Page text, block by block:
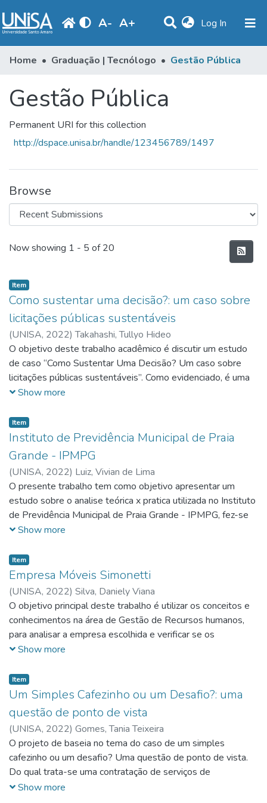
A- A+ Log In (current)
Communities & Collections
Browse
Produção Docente
Home Graduação | Tecnólogo Gestão Pública
Gestão Pública
Permanent URI for this collection
http://dspace.unisa.br/handle/123456789/1497
Browse
Recent Submissions
Now showing 1 - 5 of 20
Item
Como sustentar uma decisão?: um caso sobre
licitações públicas sustentáveis
(UNISA, 2022)Takahashi, Tullyo Hideo
O objetivo deste trabalho acadêmico é discutir um estudo
de caso “Como Sustentar Uma Decisão? Um caso sobre
licitações públicas sustentáveis”. Como evidenciado, é uma
tarefa difícil aplicar critérios de sustentabilidade com uma
em uma modalidade de licitação com abordagem diferente e
com critérios, leis e instruções que tratam de parâmetros
sustentáveis, como importante ferramenta para a
implementação de políticas públicas voltadas à preservação.
Show more
Item
Instituto de Previdência Municipal de Praia
Grande - IPMPG
(UNISA, 2022) Luiz, Vivian de Lima
O presente trabalho tem como objetivo apresentar um
estudo sobre o analise teórica x pratica utilizada no Instituto
de Previdência Municipal de Praia Grande - IPMPG, fez-se
levantamento de falhas ou possíveis pontos de melhoria em
projeto foram baseadas em dados reais.
Show more
Item
Empresa Móveis Simonetti
(UNISA, 2022) Silva, Daniely Viana
O objetivo principal deste trabalho é utilizar os conceitos e
conhecimentos na área de Gestão de Recursos humanos,
para analisar a empresa escolhida e verificar se os
processos fundamentais estão sendo aplicados de maneira
analisado os pontos essenciais, tenho como objetivo
promover as soluções para os problemas encontrados
dentro dos processos, visando a melhoria nos resultados da
empresa.
Show more
Item
Um Simples Cafezinho ou um Desafio?: uma
questão de ponto de vista
(UNISA, 2022) Gomes, Tania Teixeira
O projeto de baseia no tema do caso de um simples
cafezinho ou um desafio? Uma questão de ponto de vista.
Do qual trata-se uma contratação de serviços de
copeiragem para um órgão público federal, prestados
Show more